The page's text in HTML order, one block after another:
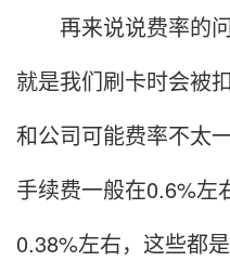
再来说说费率的问
就是我们刷卡时会被
和公司可能费率不太
手续费一般在0.6%左
0.38%左右，这些都